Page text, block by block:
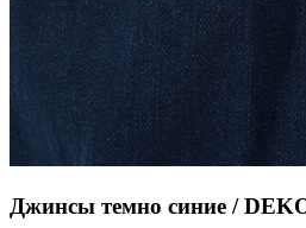
Джинсы темно синие /